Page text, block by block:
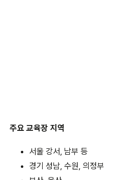
주요 교육장 지역
서울 강서, 남부 등
경기 성남, 수원, 의정부